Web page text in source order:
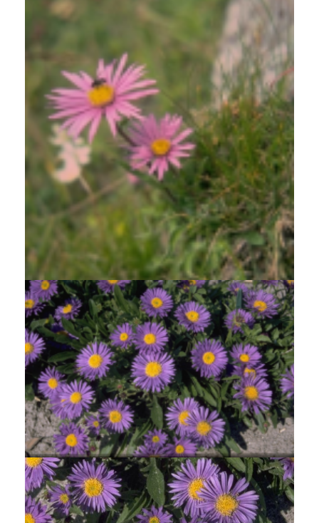
Alpenaster
Aster alpinus